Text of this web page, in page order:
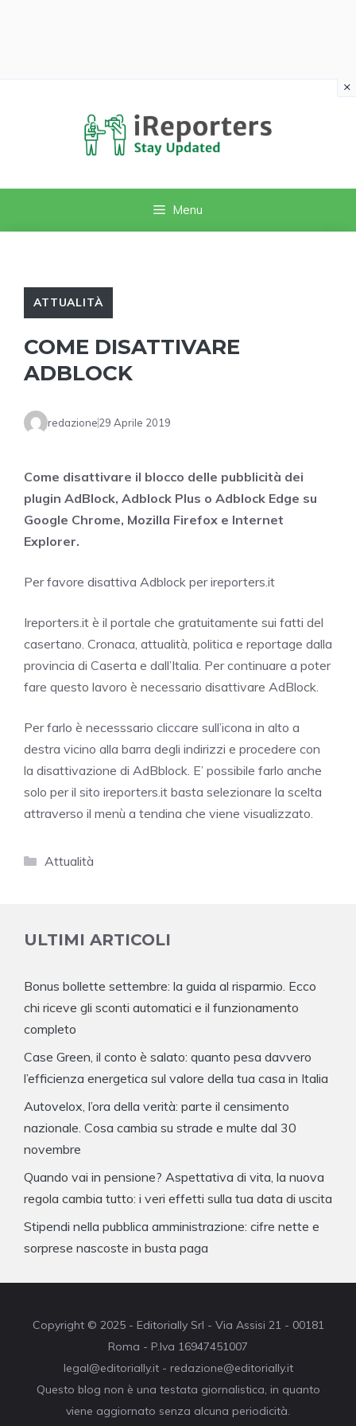
Menu
ATTUALITÀ
COME DISATTIVARE
ADBLOCK
redazione29 Aprile 2019
Come disattivare il blocco delle pubblicità dei
plugin AdBlock, Adblock Plus o Adblock Edge su
Google Chrome, Mozilla Firefox e Internet
Explorer.
Per favore disattiva Adblock per ireporters.it
Ireporters.it è il portale che gratuitamente sui fatti del
casertano. Cronaca, attualità, politica e reportage dalla
provincia di Caserta e dall’Italia. Per continuare a poter
fare questo lavoro è necessario disattivare AdBlock.
Per farlo è necesssario cliccare sull’icona in alto a
destra vicino alla barra degli indirizzi e procedere con
la disattivazione di AdBblock. E’ possibile farlo anche
solo per il sito ireporters.it basta selezionare la scelta
attraverso il menù a tendina che viene visualizzato.
Categorie
Attualità
ULTIMI ARTICOLI
Bonus bollette settembre: la guida al risparmio. Ecco
chi riceve gli sconti automatici e il funzionamento
completo
Case Green, il conto è salato: quanto pesa davvero
l’efficienza energetica sul valore della tua casa in Italia
Autovelox, l’ora della verità: parte il censimento
nazionale. Cosa cambia su strade e multe dal 30
novembre
Quando vai in pensione? Aspettativa di vita, la nuova
regola cambia tutto: i veri effetti sulla tua data di uscita
Stipendi nella pubblica amministrazione: cifre nette e
sorprese nascoste in busta paga
Copyright © 2025 - Editorially Srl - Via Assisi 21 - 00181
Roma - P.Iva 16947451007
legal@editorially.it - redazione@editorially.it
Questo blog non è una testata giornalistica, in quanto
viene aggiornato senza alcuna periodicità.
×